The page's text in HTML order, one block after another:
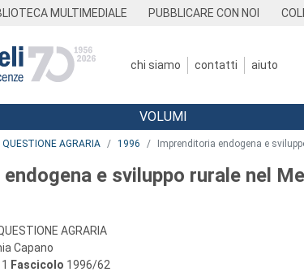
MULTIMEDIALE PUBBLICARE CON NOI
chi siamo contatti aiuto
VOLUMI
QUESTIONE AGRARIA 1996 Imprenditoria endogena e
e sviluppo rurale nel
AGRARIA
Capano
1 Fascicolo 1996/62